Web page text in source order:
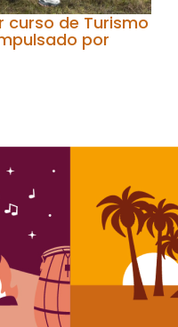
curso de Turismo
por